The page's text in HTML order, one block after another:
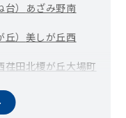
）
あざみ野南
） 美しが丘西
荏田北榎が丘大場町
すすき野
横浜市青葉区）